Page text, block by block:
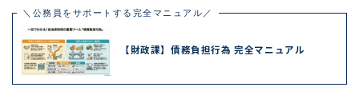
＼公務員をサポートする完全マニュアル／
【財政課】債務負担行為 完全マニュアル